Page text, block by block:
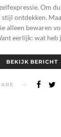
Om
stijl ontdekken.
alleen bewaren
eerlijk: wat heb
BEKIJK BERICHT